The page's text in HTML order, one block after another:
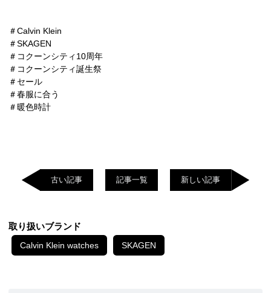
＃Calvin Klein
＃SKAGEN
＃コクーンシティ10周年
＃コクーンシティ誕生祭
＃セール
＃春服に合う
＃暖色時計
古い記事 記事一覧 新しい記事
取り扱いブランド
Calvin Klein watches SKAGEN